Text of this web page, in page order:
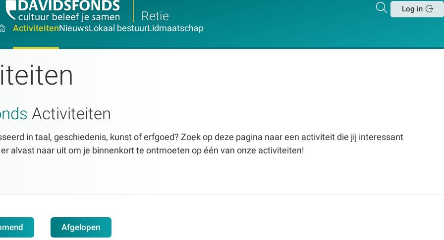
Retie
Zoeken
Log in
ActiviteitenNieuwsLokaal bestuurLidmaatschap
Activiteiten
in taal, geschiedenis, kunst of erfgoed? Zoek op deze pagina naar een activiteit die jij interessant
alvast naar uit om je binnenkort te ontmoeten op één van onze activiteiten!
Afgelopen